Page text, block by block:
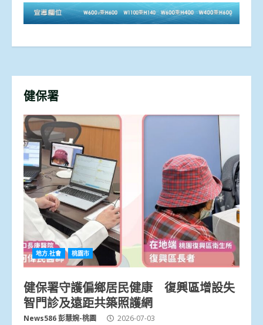
健保署
地方.社會 桃園市
健保署守護偏鄉居民健康 復興區增設失
智門診及遠距共築照護網
News586 彭慧婉-桃園 2026-07-03